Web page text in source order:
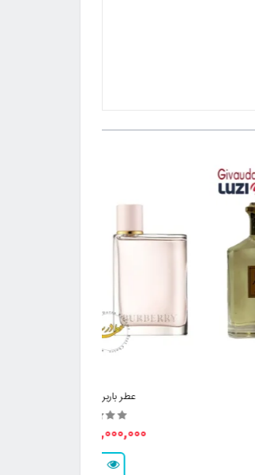
عطر باربری فور هر
3,000,000 تومان